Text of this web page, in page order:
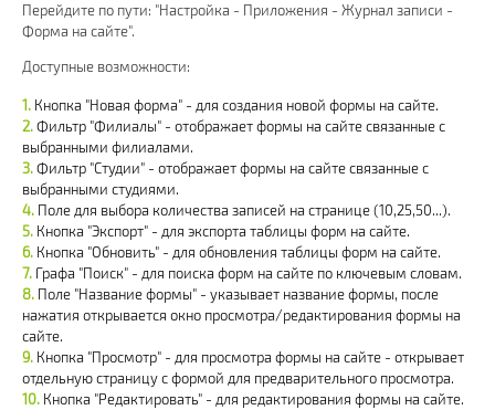
Перейдите по пути: "Настройка - Приложения - Журнал записи -
Форма на сайте".
Доступные возможности:
Кнопка "Новая форма" - для создания новой формы на сайте.
Фильтр "Филиалы" - отображает формы на сайте связанные с
выбранными филиалами.
Фильтр "Студии" - отображает формы на сайте связанные с
выбранными студиями.
Поле для выбора количества записей на странице (10,25,50...).
Кнопка "Экспорт" - для экспорта таблицы форм на сайте.
Кнопка "Обновить" - для обновления таблицы форм на сайте.
Графа "Поиск" - для поиска форм на сайте по ключевым словам.
Поле "Название формы" - указывает название формы, после
нажатия открывается окно просмотра/редактирования формы на
сайте.
Кнопка "Просмотр" - для просмотра формы на сайте - открывает
отдельную страницу с формой для предварительного просмотра.
Кнопка "Редактировать" - для редактирования формы на сайте.